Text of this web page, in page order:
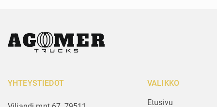
YHTEYSTIEDOT VALIKKO
Etusivu